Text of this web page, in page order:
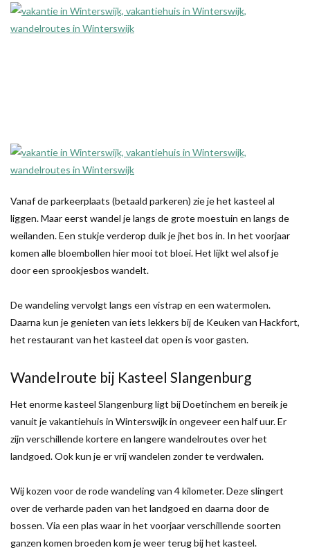
Vanaf de parkeerplaats (betaald parkeren) zie je het kasteel al
liggen. Maar eerst wandel je langs de grote moestuin en langs de
weilanden. Een stukje verderop duik je jhet bos in. In het voorjaar
komen alle bloembollen hier mooi tot bloei. Het lijkt wel alsof je
door een sprookjesbos wandelt.
De wandeling vervolgt langs een vistrap en een watermolen.
Daarna kun je genieten van iets lekkers bij de Keuken van Hackfort,
het restaurant van het kasteel dat open is voor gasten.
Wandelroute bij Kasteel Slangenburg
Het enorme kasteel Slangenburg ligt bij Doetinchem en bereik je
vanuit je vakantiehuis in Winterswijk in ongeveer een half uur. Er
zijn verschillende kortere en langere wandelroutes over het
landgoed. Ook kun je er vrij wandelen zonder te verdwalen.
Wij kozen voor de rode wandeling van 4 kilometer. Deze slingert
over de verharde paden van het landgoed en daarna door de
bossen. Via een plas waar in het voorjaar verschillende soorten
ganzen komen broeden kom je weer terug bij het kasteel.